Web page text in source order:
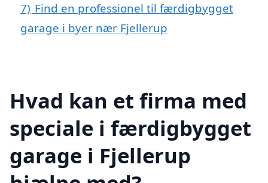
7) Find en professionel til færdigbygget
garage i byer nær Fjellerup
Hvad kan et firma med
speciale i færdigbygget
garage i Fjellerup